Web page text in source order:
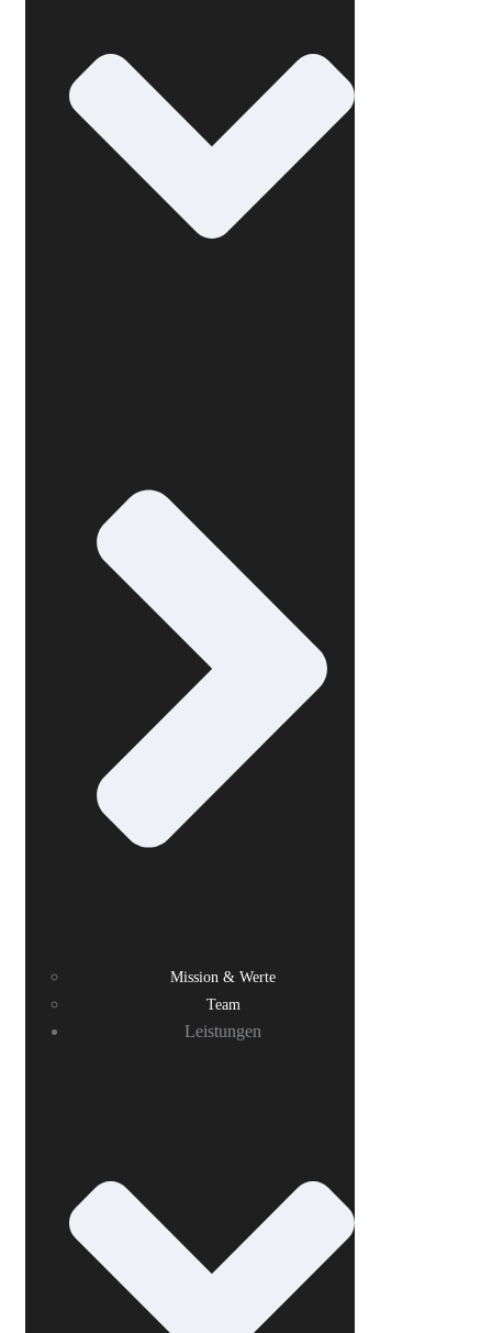
Mission & Werte
Team
Leistungen